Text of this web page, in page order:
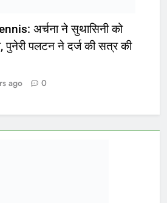
अर्चना ने सुथासिनी को
पुनेरी पलटन ने दर्ज की सत्र की
ago 0